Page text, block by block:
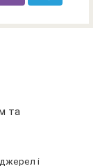
та
і